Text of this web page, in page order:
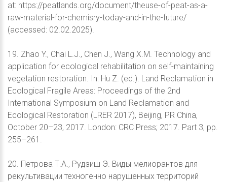
at: https://peatlands.org/document/theuse-of-peat-as-a-
raw-material-for-chemisry-today-and-in-the-future/
(accessed: 02.02.2025).
19. Zhao Y., Chai L.J., Chen J., Wang X.M. Technology and
application for ecological rehabilitation on self-maintaining
vegetation restoration. In: Hu Z. (ed.). Land Reclamation in
Ecological Fragile Areas: Proceedings of the 2nd
International Symposium on Land Reclamation and
Ecological Restoration (LRER 2017), Beijing, PR China,
October 20–23, 2017. London: CRC Press; 2017. Part 3, pp.
255–261.
20. Петрова Т.А., Рудзиш Э. Виды мелиорантов для
рекультивации техногенно нарушенных территорий